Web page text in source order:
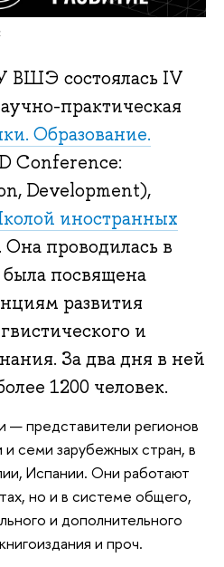
ВШЭ состоялась IV
практическая
Образование.
Conference:
Development),
иностранных
проводилась в
посвящена
развития
и
За два дня в ней
1200 человек.
— представители регионов
семи зарубежных стран, в
Испании. Они работают
но и в системе общего,
и дополнительного
и проч.